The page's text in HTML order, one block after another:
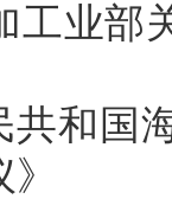
工业部
共和国